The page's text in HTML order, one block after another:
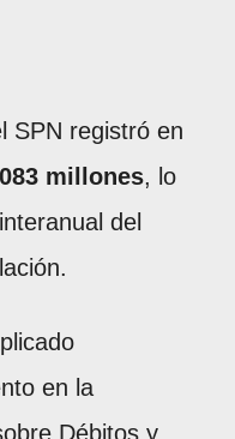
SPN registró en
millones, lo
del
en la
Débitos y